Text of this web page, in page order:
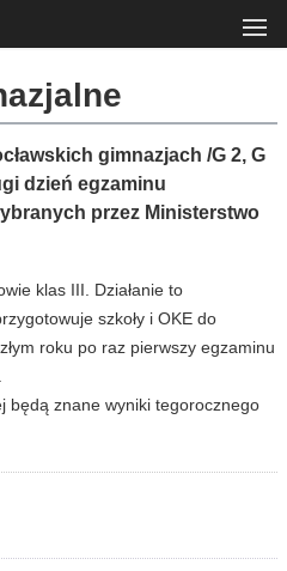
gimnazjach /G 2, G
dzień egzaminu
przez Ministerstwo
klas III. Działanie to
szkoły i OKE do
roku po raz pierwszy egzaminu
będą znane wyniki tegorocznego